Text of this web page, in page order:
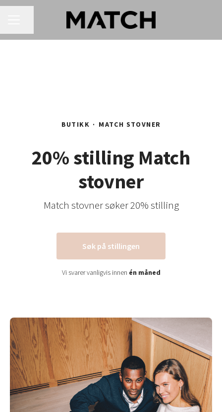
BUTIKK · MATCH STOVNER
20% stilling Match
stovner
Match stovner søker 20% stilling
Søk på stillingen
Vi svarer vanligvis innen én måned